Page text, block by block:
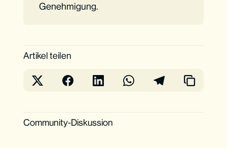
Genehmigung.
Artikel teilen
Community-Diskussion